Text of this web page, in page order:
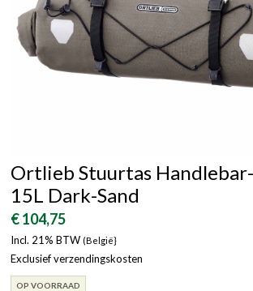
Ortlieb Stuurtas
15L Dark-Sand
€ 104,75
Incl. 21% BTW (België}
Exclusief verzendingskosten
OP VOORRAAD